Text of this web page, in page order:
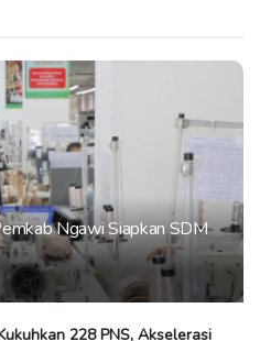
Ngawi Siapkan SDM
228 PNS, Akselerasi